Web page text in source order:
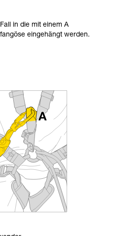
in die mit einem A
eingehängt werden.